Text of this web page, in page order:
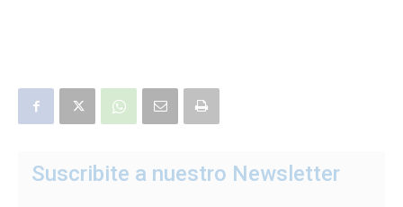
Suscribite a nuestro Newsletter